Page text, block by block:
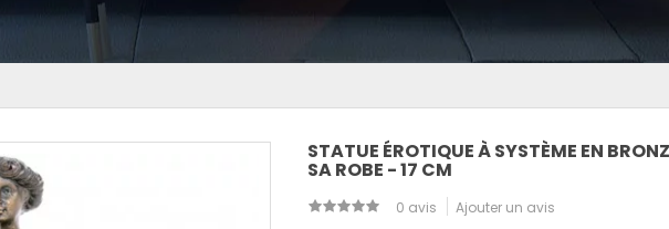
STATUE ÉROTIQUE À SYSTÈME EN
SA ROBE - 17 CM
0 avis Ajouter un avis